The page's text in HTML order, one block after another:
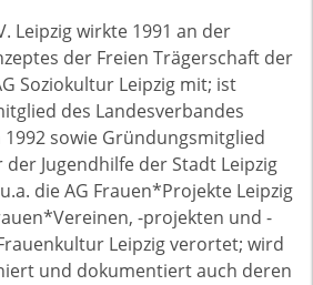
Leipzig wirkte 1991 an der
der Freien Trägerschaft der
Soziokultur Leipzig mit; ist
des Landesverbandes
sowie Gründungsmitglied
der Jugendhilfe der Stadt Leipzig
die AG Frauen*Projekte Leipzig
-projekten und -
Leipzig verortet; wird
und dokumentiert auch deren